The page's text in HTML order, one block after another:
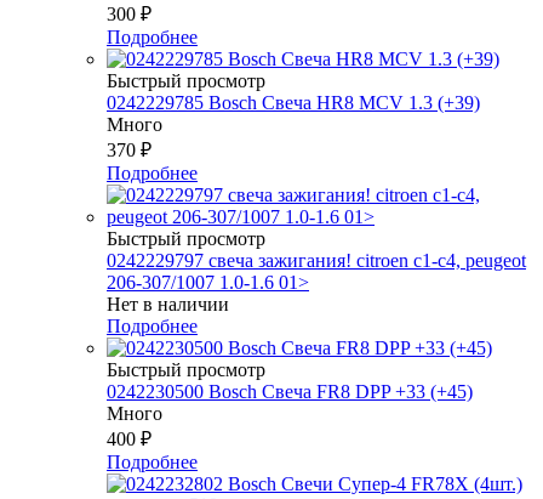
300 ₽
Подробнее
Быстрый просмотр
0242229785 Bosch Свеча HR8 MCV 1.3 (+39)
Много
370 ₽
Подробнее
Быстрый просмотр
0242229797 свеча зажигания! citroen c1-c4, peugeot
206-307/1007 1.0-1.6 01>
Нет в наличии
Подробнее
Быстрый просмотр
0242230500 Bosch Свеча FR8 DPP +33 (+45)
Много
400 ₽
Подробнее